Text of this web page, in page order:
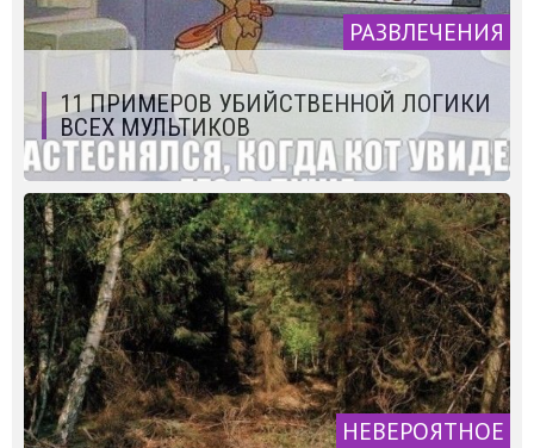
РАЗВЛЕЧЕНИЯ
11 ПРИМЕРОВ УБИЙСТВЕННОЙ ЛОГИКИ
ВСЕХ МУЛЬТИКОВ
НЕВЕРОЯТНОЕ